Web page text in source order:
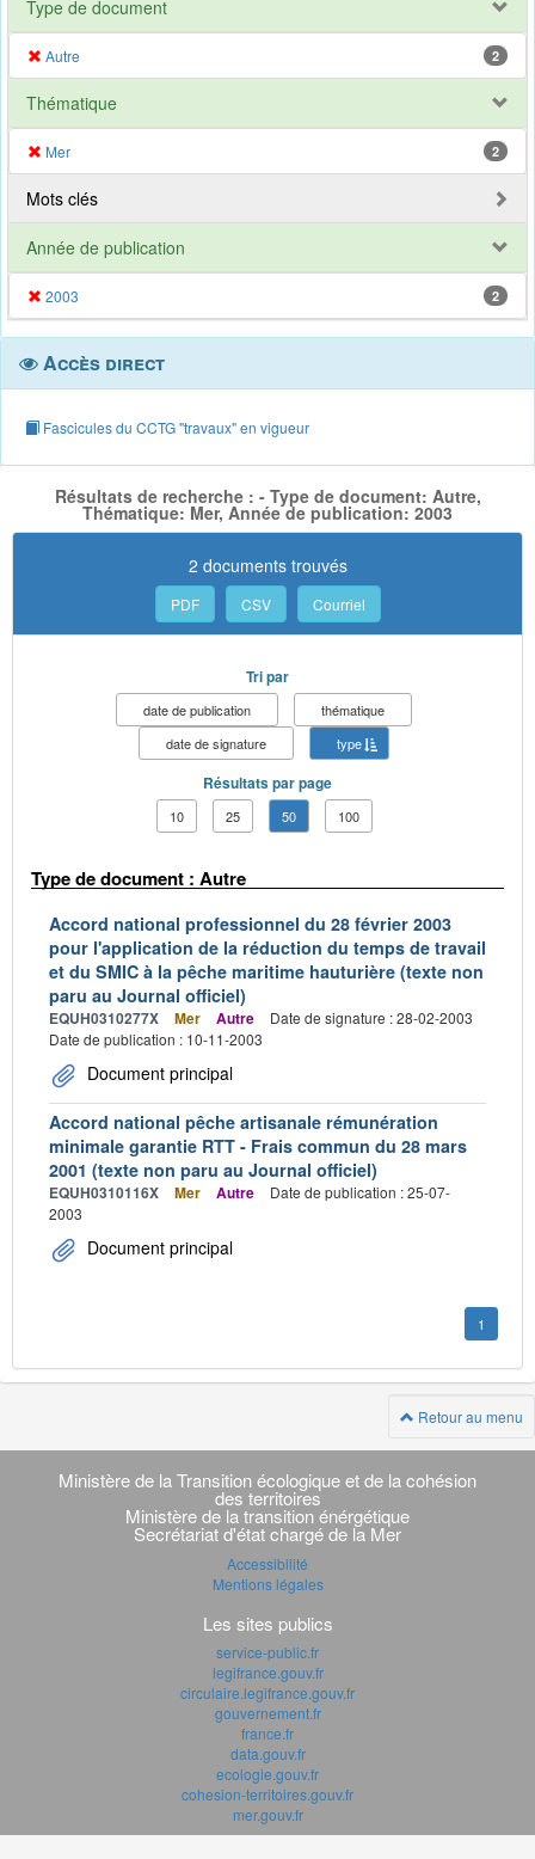
Type de document
Autre 2
Thématique
Mer 2
Mots clés
Année de publication
2003 2
Accès direct
Fascicules du CCTG "travaux" en vigueur
Résultats de recherche : - Type de document: Autre,
Thématique: Mer, Année de publication: 2003
2 documents trouvés
PDF CSV Courriel
Tri par
date de publication
thématique
date de signature
type
Résultats par page
10 25 50 100
Type de document : Autre
Accord national professionnel du 28 février 2003
pour l'application de la réduction du temps de travail
et du SMIC à la pêche maritime hauturière (texte non
paru au Journal officiel)
EQUH0310277X Mer Autre
Date de signature : 28-02-2003
Date de publication : 10-11-2003
Document principal
Accord national pêche artisanale rémunération
minimale garantie RTT - Frais commun du 28 mars
2001 (texte non paru au Journal officiel)
EQUH0310116X Mer Autre
Date de publication : 25-07-
2003
Document principal
1
Retour au menu
Navigation
transverse
Ministère de la Transition écologique et de la cohésion
des territoires
Ministère de la transition énérgétique
Secrétariat d'état chargé de la Mer
Accessibilité
Mentions légales
Les sites publics
service-public.fr
legifrance.gouv.fr
circulaire.legifrance.gouv.fr
gouvernement.fr
france.fr
data.gouv.fr
ecologie.gouv.fr
cohesion-territoires.gouv.fr
mer.gouv.fr